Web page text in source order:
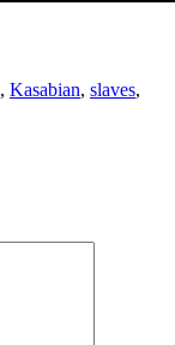
, Kasabian, slaves,